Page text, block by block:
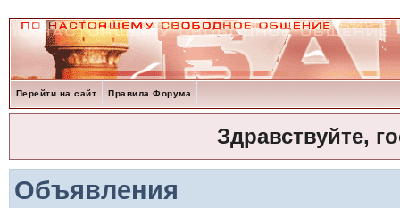
Перейти на сайт Правила Форума
Здравствуйте,
Объявления